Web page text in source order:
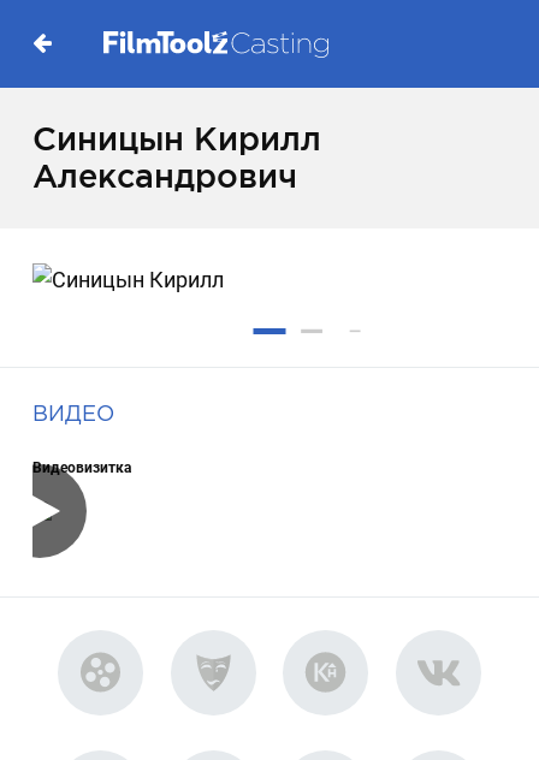
Синицын Кирилл
Александрович
ВИДЕО
Видеовизитка